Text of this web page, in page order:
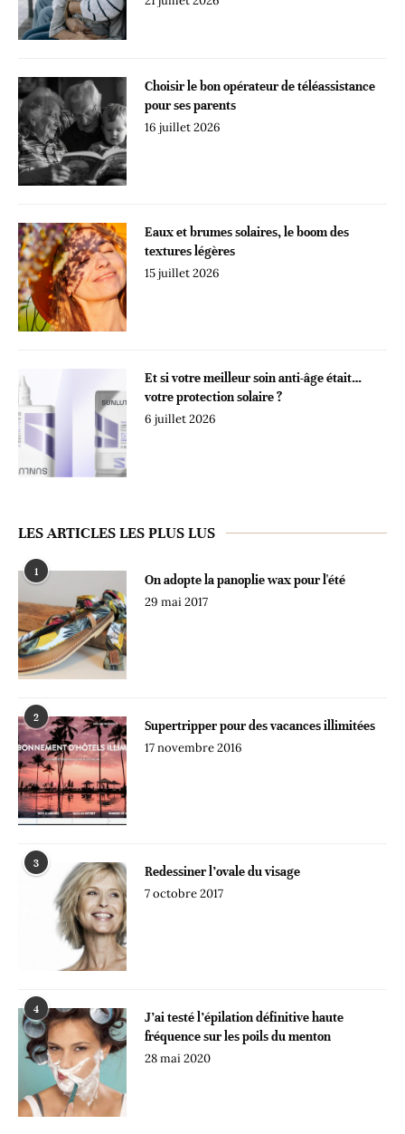
Choisir le bon opérateur de téléassistance
pour ses parents
16 juillet 2026
Eaux et brumes solaires, le boom des
textures légères
15 juillet 2026
Et si votre meilleur soin anti-âge était…
votre protection solaire ?
6 juillet 2026
LES ARTICLES LES PLUS LUS
1
On adopte la panoplie wax pour l'été
29 mai 2017
2
Supertripper pour des vacances illimitées
17 novembre 2016
3
Redessiner l’ovale du visage
7 octobre 2017
4
J’ai testé l’épilation définitive haute
fréquence sur les poils du menton
28 mai 2020